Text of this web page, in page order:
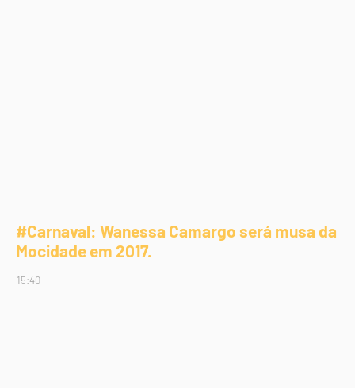
#Carnaval: Wanessa Camargo será musa da
Mocidade em 2017.
15:40